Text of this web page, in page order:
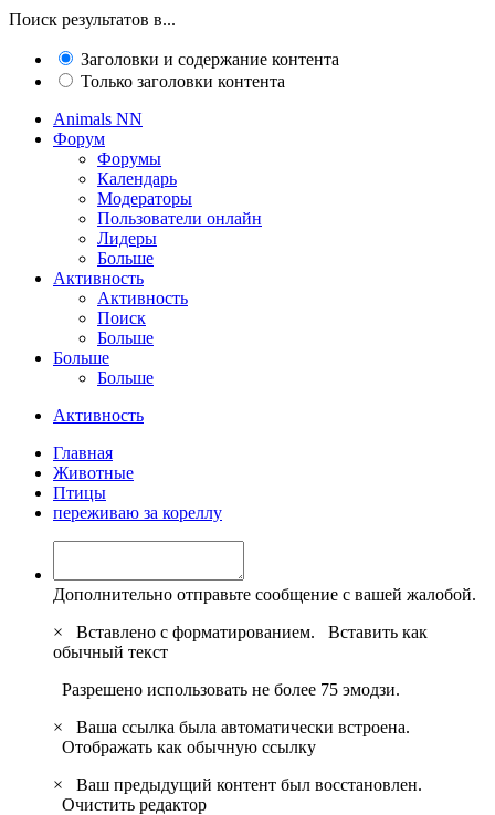
Поиск результатов в...
Заголовки и содержание контента
Только заголовки контента
Animals NN
Форум
Форумы
Календарь
Модераторы
Пользователи онлайн
Лидеры
Больше
Активность
Активность
Поиск
Больше
Больше
Больше
Активность
Главная
Животные
Птицы
переживаю за кореллу
Дополнительно отправьте сообщение с вашей жалобой.
×
Вставлено с форматированием. Вставить как
обычный текст
Разрешено использовать не более 75 эмодзи.
×
Ваша ссылка была автоматически встроена.
Отображать как обычную ссылку
×
Ваш предыдущий контент был восстановлен.
Очистить редактор